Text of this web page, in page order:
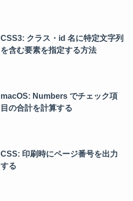
CSS3: クラス・id 名に特定文字列
を含む要素を指定する方法
macOS: Numbers でチェック項
目の合計を計算する
CSS: 印刷時にページ番号を出力
する